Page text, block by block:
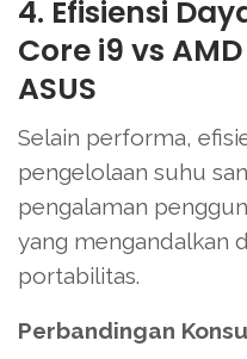
4. Efisiensi
Core i9 vs
ASUS
Selain performa,
pengelolaan suhu
pengalaman
yang mengandalkan
portabilitas.
Perbandingan